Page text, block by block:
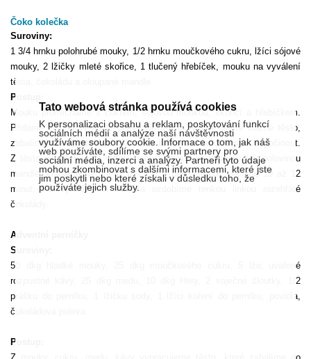
Čoko kolečka
Suroviny:
1 3/4 hrnku polohrubé mouky, 1/2 hrnku moučkového cukru, lžíci sójové
mouky, 2 lžičky mleté skořice, 1 tlučený hřebíček, mouku na vyválení
těsta, čokoládu a oloupané mandle.
Postup:
Mouku promícháme s cukrem, sójovou moukou, skořicí a hřebíčkem.
Přidáme žloutek, změklé pokrájené máslo, vypracujeme vláčné těsto,
zabalíme do mikrotenové fólie a necháme v chladu 30 min. odpočinout.
Z těsta vyválíme plát, vykrajujeme kolečka, ozdobíme vždy polovinou
mandle, klademe na suchý plech a v horké troubě pečeme 10 až 12
minut. Po vychladnutí kolečka ozdobíme tenkou linkou rozehřáté
čokolády.
Adventní perníčky
Suroviny:
50 dkg hladké mouky, 25 dkg moučkového cukru, 5 lžic uvařené
rozpustné kávy, 25 dkg medu, 10 dkg Hery, 2 vaječné žloutky, 1/2
prášku do perníku, 1 lžičku sody, 1 lžíci koření do perníku, povidla,
čokoládová poleva
Postup:
Tato webová stránka používá cookies
K personalizaci obsahu a reklam, poskytování funkcí
sociálních médií a analýze naší návštěvnosti
využíváme soubory cookie. Informace o tom, jak náš
web používáte, sdílíme se svými partnery pro
sociální média, inzerci a analýzy. Partneři tyto údaje
mohou zkombinovat s dalšími informacemi, které jste
jim poskytli nebo které získali v důsledku toho, že
používáte jejich služby.